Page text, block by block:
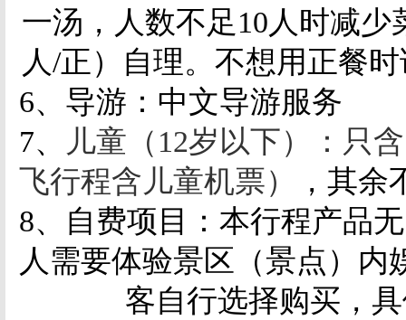
一汤，人数不足10人时减
人/正）自理。不想用正餐
6、导游：中文导游服务
7、
儿童（12岁以下）：只
飞行程含儿童机票）
，其
8、自费项目：本行程产品
人需要体验景区（景点）
客自行选择购买，具体